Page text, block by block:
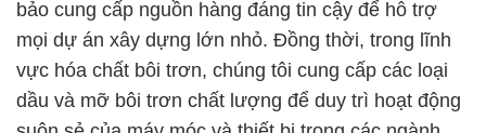
bảo cung cấp nguồn hàng đáng tin cậy để hỗ trợ
mọi dự án xây dựng lớn nhỏ. Đồng thời, trong lĩnh
vực hóa chất bôi trơn, chúng tôi cung cấp các loại
dầu và mỡ bôi trơn chất lượng để duy trì hoạt động